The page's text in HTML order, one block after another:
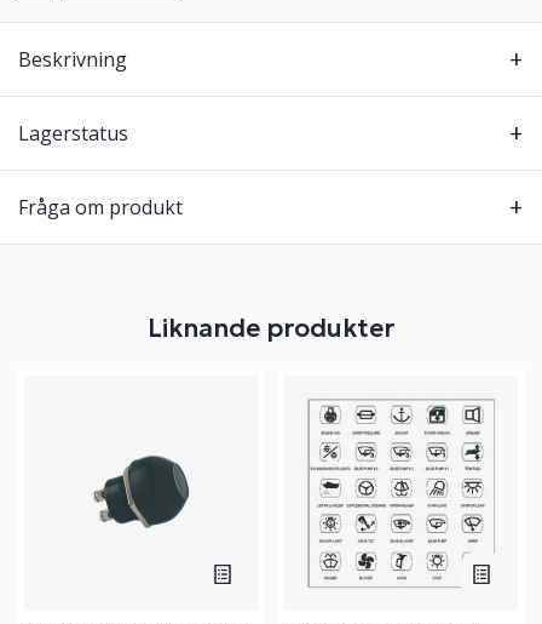
Beskrivning
Lagerstatus
Fråga om produkt
Liknande produkter